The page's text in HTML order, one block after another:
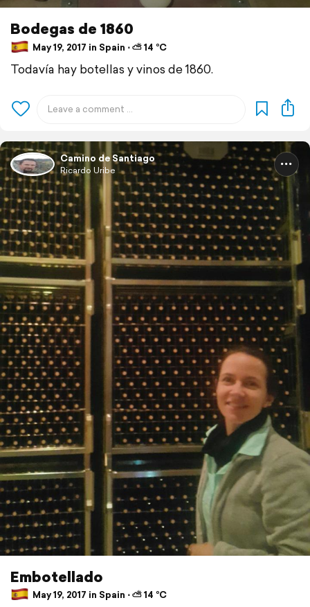
Bodegas de 1860
May 19, 2017 in Spain ⋅ ⛅ 14 °C
Todavía hay botellas y vinos de 1860.
Camino de Santiago
Ricardo Uribe
Embotellado
May 19, 2017 in Spain ⋅ ⛅ 14 °C